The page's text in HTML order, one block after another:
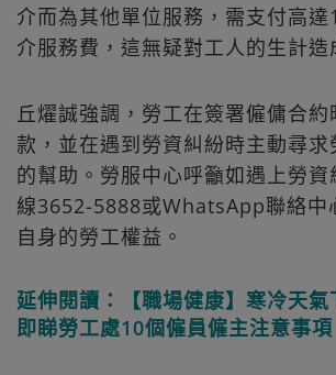
介而為其他單位服務，需支付高
介服務費，這無疑對工人的生計造
丘燿誠強調，勞工在簽署僱傭合
款，並在遇到勞資糾紛時主動尋求
的幫助。勞服中心呼籲如遇上勞
線3652-5888或WhatsApp聯絡中
自身的勞工權益。
延伸閱讀：【職場健康】寒冷天氣
即睇勞工處10個僱員僱主注意事項